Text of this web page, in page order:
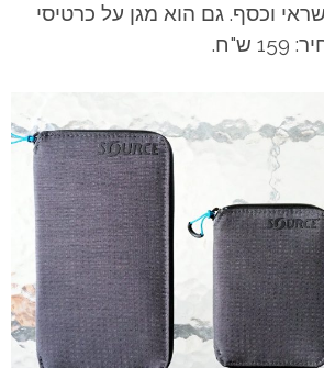
וכסף. גם הוא מגן על כרטיסי